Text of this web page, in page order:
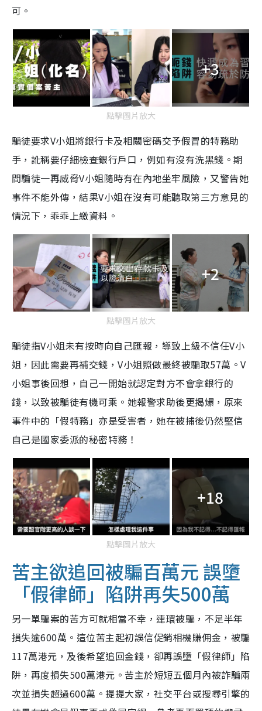
可。
+3
點擊圖片放大
騙徒要求V小姐將銀行卡及相關密碼交予假冒的特務助
手，訛稱要仔細檢查銀行戶口，例如有沒有洗黑錢。期
間騙徒一再威脅V小姐隨時有在內地坐牢風險，又警告她
事件不能外傳，結果V小姐在沒有可能聽取第三方意見的
情況下，乖乖上繳資料。
+2
點擊圖片放大
騙徒指V小姐未有按時向自己匯報，導致上級不信任V小
姐，因此需要再補交錢，V小姐照做最終被騙取57萬。V
小姐事後回想，自己一開始就認定對方不會拿銀行的
錢，以致被騙徒有機可乘。她報警求助後更揭爆，原來
事件中的「假特務」亦是受害者，她在被捕後仍然堅信
自己是國家委派的秘密特務！
+18
點擊圖片放大
苦主欲追回被騙百萬元 誤墮
「假律師」陷阱再失500萬
另一單騙案的苦方可就相當不幸，連環被騙，不足半年
損失逾600萬。這位苦主起初誤信促銷相機賺佣金，被騙
117萬港元，及後希望追回金錢，卻再誤墮「假律師」陷
阱，再度損失500萬港元。苦主於短短五個月內被詐騙兩
次並損失超過600萬。提提大家，社交平台或搜尋引擎的